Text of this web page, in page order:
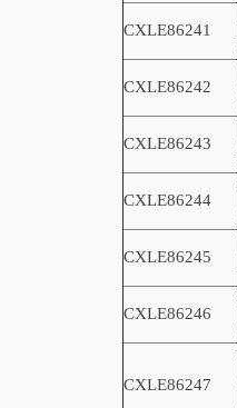
CXLE86241
CXLE86242
CXLE86243
CXLE86244
CXLE86245
CXLE86246
CXLE86247